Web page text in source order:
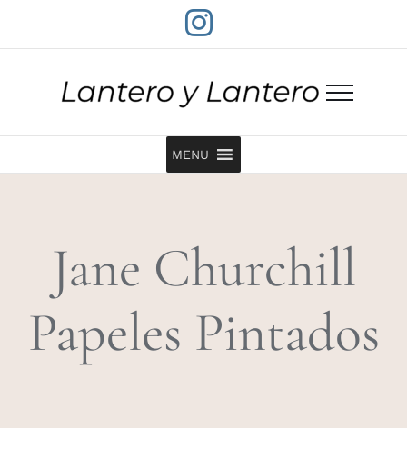
Instagram
MENU
Jane Churchill
Papeles Pintados